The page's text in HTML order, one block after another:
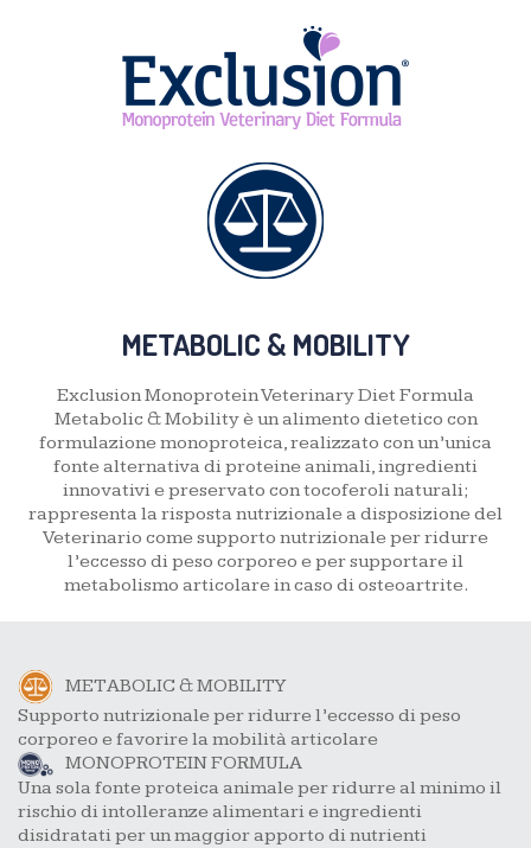
METABOLIC & MOBILITY
Exclusion Monoprotein Veterinary Diet Formula
Metabolic & Mobility è un alimento dietetico con
formulazione monoproteica, realizzato con un’unica
fonte alternativa di proteine animali, ingredienti
innovativi e preservato con tocoferoli naturali;
rappresenta la risposta nutrizionale a disposizione del
Veterinario come supporto nutrizionale per ridurre
l’eccesso di peso corporeo e per supportare il
metabolismo articolare in caso di osteoartrite.
METABOLIC & MOBILITY
Supporto nutrizionale per ridurre l’eccesso di peso
corporeo e favorire la mobilità articolare
MONOPROTEIN FORMULA
Una sola fonte proteica animale per ridurre al minimo il
rischio di intolleranze alimentari e ingredienti
disidratati per un maggior apporto di nutrienti